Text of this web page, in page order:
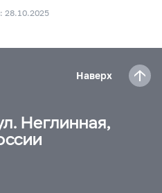
28.10.2025
Наверх
Неглинная,